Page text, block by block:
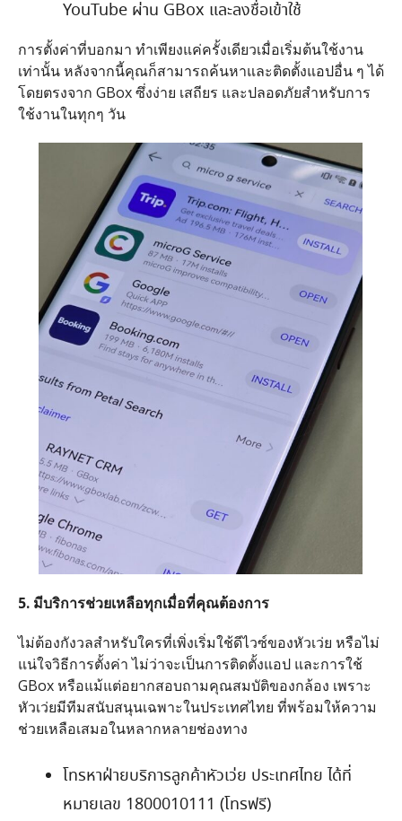
YouTube ผ่าน GBox และลงชื่อเข้าใช้
การตั้งค่าที่บอกมา ทำเพียงแค่ครั้งเดียวเมื่อเริ่มต้นใช้งาน
เท่านั้น หลังจากนี้คุณก็สามารถค้นหาและติดตั้งแอปอื่น ๆ ได้
โดยตรงจาก GBoxซึ่งง่าย เสถียร และปลอดภัยสำหรับการ
ใช้งานในทุกๆ วัน
5. มีบริการช่วยเหลือทุกเมื่อที่คุณต้องการ
ไม่ต้องกังวลสำหรับใครที่เพิ่งเริ่มใช้ดีไวซ์ของหัวเว่ย หรือไม่
แน่ใจวิธีการตั้งค่า ไม่ว่าจะเป็นการติดตั้งแอป และการใช้
GBoxหรือแม้แต่อยากสอบถามคุณสมบัติของกล้อง เพราะ
หัวเว่ยมีทีมสนับสนุนเฉพาะในประเทศไทย ที่พร้อมให้ความ
ช่วยเหลือเสมอในหลากหลายช่องทาง
โทรหาฝ่ายบริการลูกค้าหัวเว่ย ประเทศไทย ได้ที่
หมายเลข 1800010111 (โทรฟรี)